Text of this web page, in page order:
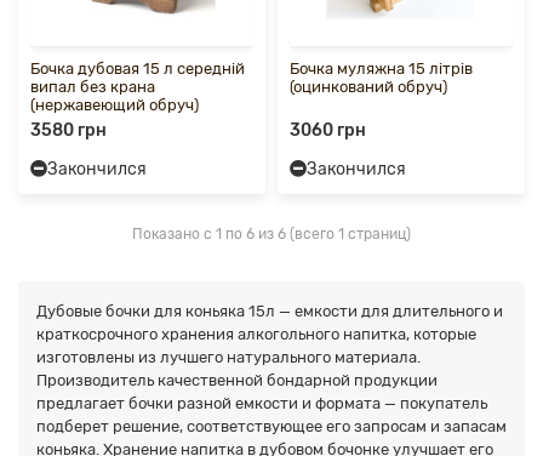
Бочка дубовая 15 л середній
випал без крана
(нержавеющий обруч)
3580 грн
Закончился
Бочка муляжна 15 літрів
(оцинкований обруч)
3060 грн
Закончился
Показано с 1 по 6 из 6 (всего 1 страниц)
Дубовые бочки для коньяка 15л — емкости для длительного и
краткосрочного хранения алкогольного напитка, которые
изготовлены из лучшего натурального материала.
Производитель качественной бондарной продукции
предлагает бочки разной емкости и формата — покупатель
подберет решение, соответствующее его запросам и запасам
коньяка. Хранение напитка в дубовом бочонке улучшает его